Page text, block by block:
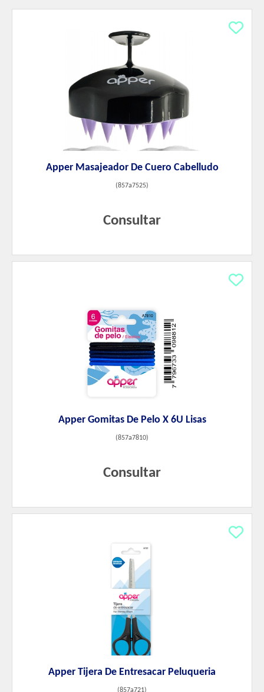
Apper Masajeador De Cuero Cabelludo
(857a7525)
Consultar
Apper Gomitas De Pelo X 6U Lisas
(857a7810)
Consultar
Apper Tijera De Entresacar Peluqueria
(857a721)